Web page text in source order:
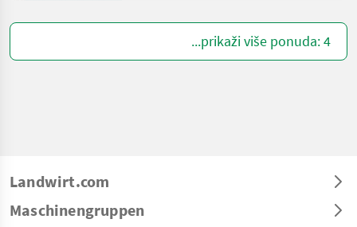
Straßenzul
...prikaži više ponuda: 4
Landwirt.com
Maschinengruppen